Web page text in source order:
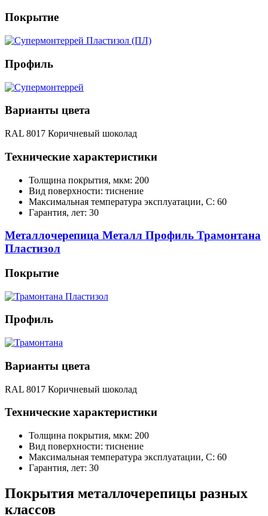
Покрытие
Профиль
Варианты цвета
RAL 8017 Коричневый шоколад
Технические характеристики
Толщина покрытия, мкм: 200
Вид поверхности: тиснение
Максимальная температура эксплуатации, С: 60
Гарантия, лет: 30
Металлочерепица Металл Профиль Трамонтана
Пластизол
Покрытие
Профиль
Варианты цвета
RAL 8017 Коричневый шоколад
Технические характеристики
Толщина покрытия, мкм: 200
Вид поверхности: тиснение
Максимальная температура эксплуатации, С: 60
Гарантия, лет: 30
Покрытия металлочерепицы разных
классов